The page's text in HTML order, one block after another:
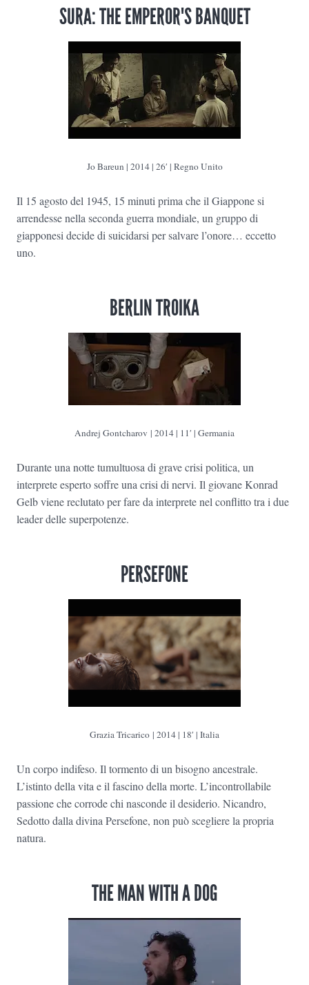
SURA: THE EMPEROR'S BANQUET
Jo Bareun | 2014 | 26′ | Regno Unito
Il 15 agosto del 1945, 15 minuti prima che il Giappone si
arrendesse nella seconda guerra mondiale, un gruppo di
giapponesi decide di suicidarsi per salvare l’onore… eccetto
uno.
BERLIN TROIKA
Andrej Gontcharov | 2014 | 11′ | Germania
Durante una notte tumultuosa di grave crisi politica, un
interprete esperto soffre una crisi di nervi. Il giovane Konrad
Gelb viene reclutato per fare da interprete nel conflitto tra i due
leader delle superpotenze.
PERSEFONE
Grazia Tricarico | 2014 | 18′ | Italia
Un corpo indifeso. Il tormento di un bisogno ancestrale.
L’istinto della vita e il fascino della morte. L’incontrollabile
passione che corrode chi nasconde il desiderio. Nicandro,
Sedotto dalla divina Persefone, non può scegliere la propria
natura.
THE MAN WITH A DOG